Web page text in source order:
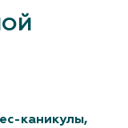
каникулы,